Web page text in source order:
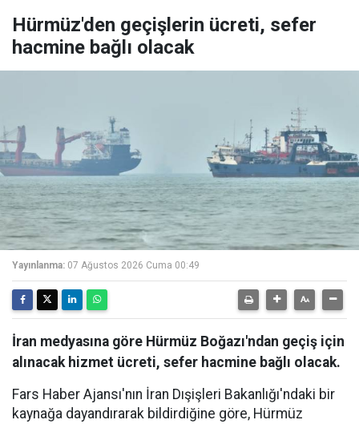
Hürmüz'den geçişlerin ücreti, sefer
hacmine bağlı olacak
Yayınlanma: 07 Ağustos 2026 Cuma 00:49
İran medyasına göre Hürmüz Boğazı'ndan geçiş için
alınacak hizmet ücreti, sefer hacmine bağlı olacak.
Fars Haber Ajansı'nın İran Dışişleri Bakanlığı'ndaki bir
kaynağa dayandırarak bildirdiğine göre, Hürmüz